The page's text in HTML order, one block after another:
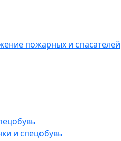
пожарных и спасателей
и спецобувь